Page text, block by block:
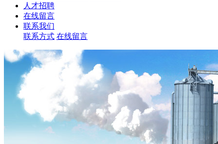
人才招聘
在线留言
联系我们
联系方式 在线留言